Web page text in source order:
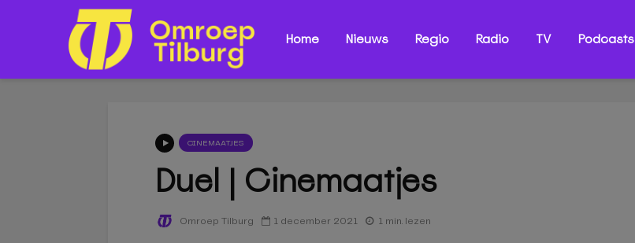
Home Nieuws Regio Radio TV Podcasts
CINEMAATJES
Duel | Cinemaatjes
Omroep Tilburg 1 december 2021 1 min. lezen